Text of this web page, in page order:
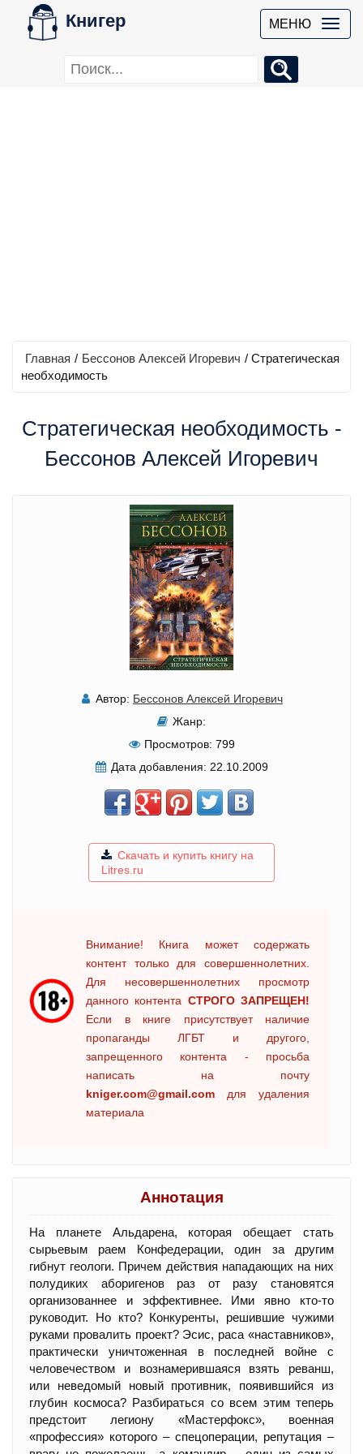
Книгер МЕНЮ
Главная / Бессонов Алексей Игоревич / Стратегическая
необходимость
Стратегическая необходимость -
Бессонов Алексей Игоревич
Автор: Бессонов Алексей Игоревич
Жанр:
Просмотров: 799
Дата добавления: 22.10.2009
Скачать и купить книгу на
Litres.ru
Внимание! Книга может содержать
контент только для совершеннолетних.
Для несовершеннолетних просмотр
данного контента СТРОГО ЗАПРЕЩЕН!
Если в книге присутствует наличие
пропаганды ЛГБТ и другого,
запрещенного контента - просьба
написать на почту
kniger.com@gmail.com для удаления
материала
Аннотация
На планете Альдарена, которая обещает стать
сырьевым раем Конфедерации, один за другим
гибнут геологи. Причем действия нападающих на них
полудиких аборигенов раз от разу становятся
организованнее и эффективнее. Ими явно кто-то
руководит. Но кто? Конкуренты, решившие чужими
руками провалить проект? Эсис, раса «наставников»,
практически уничтоженная в последней войне с
человечеством и вознамерившаяся взять реванш,
или неведомый новый противник, появившийся из
глубин космоса? Разбираться со всем этим теперь
предстоит легиону «Мастерфокс», военная
«профессия» которого – спецоперации, репутация –